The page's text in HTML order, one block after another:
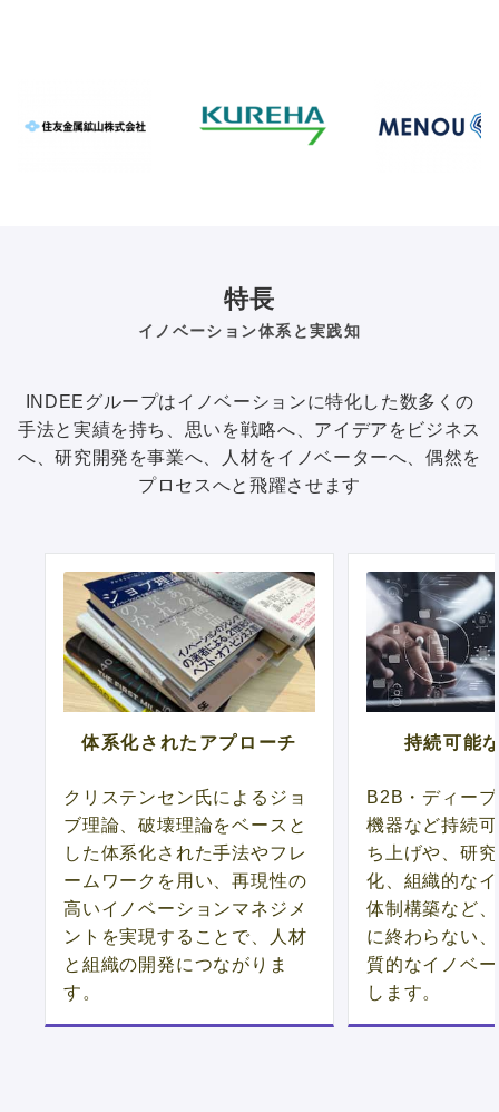
特長
イノベーション体系と実践知
INDEEグループはイノベーションに特化した数多くの
手法と実績を持ち、思いを戦略へ、アイデアをビジネス
へ、研究開発を事業へ、人材をイノベーターへ、偶然を
プロセスへと飛躍させます
体系化されたアプローチ
クリステンセン氏によるジョ
ブ理論、破壊理論をベースと
した体系化された手法やフレ
ームワークを用い、再現性の
高いイノベーションマネジメ
ントを実現することで、人材
と組織の開発につながりま
す。
持続可能
B2B・ディー
機器など持続
ち上げや、研
化、組織的な
体制構築など
に終わらない
質的なイノベ
します。